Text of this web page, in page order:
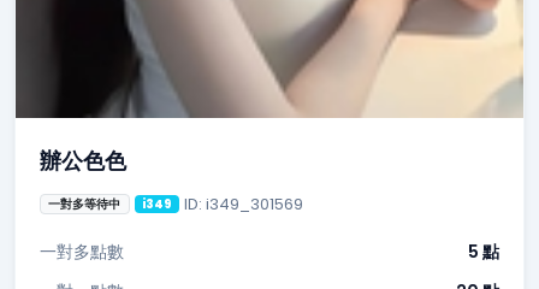
辦公色色
一對多等待中 i349 ID: i349_301569
一對多點數
5 點